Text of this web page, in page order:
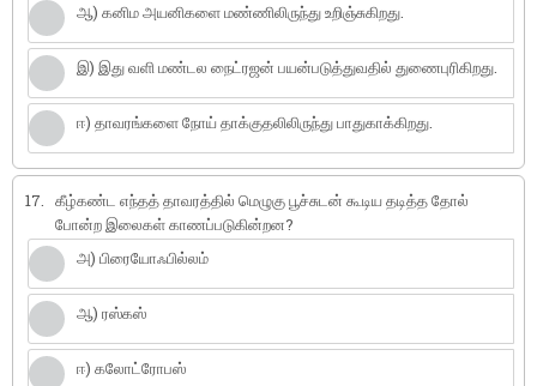
ஆ) கனிம அயனிகளை மண்ணிலிருந்து உறிஞ்சுகிறது.
இ) இது வளி மண்டல நைட்ரஜன் பயன்படுத்துவதில் துணைபுரிகிறது.
ஈ) தாவரங்களை நோய் தாக்குதலிலிருந்து பாதுகாக்கிறது.
17. கீழ்கண்ட எந்தத் தாவரத்தில் மெழுகு பூச்சுடன் கூடிய தடித்த தோல்
போன்ற இலைகள் காணப்படுகின்றன?
அ) பிரையோஃபில்லம்
ஆ) ரஸ்கஸ்
ஈ) கலோட்ரோபஸ்